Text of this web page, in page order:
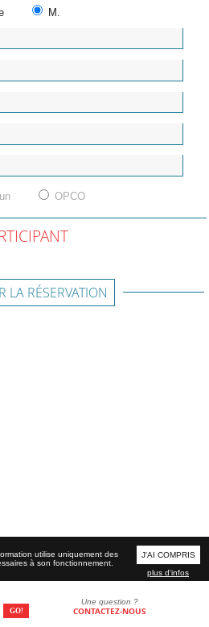
Une question ?
CONTACTEZ-NOUS
M.
OPCO
LA RÉSERVATION
utilise uniquement des
à son fonctionnement.
J'AI COMPRIS
plus d'infos